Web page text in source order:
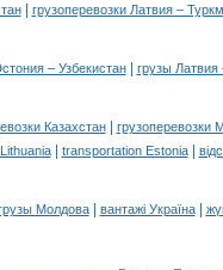
| грузоперевозки Латвия –
– Узбекистан| грузы Латвия
Казахстан|
грузоперевозки
| transportation Estonia|
Молдова| вантажі Україна|